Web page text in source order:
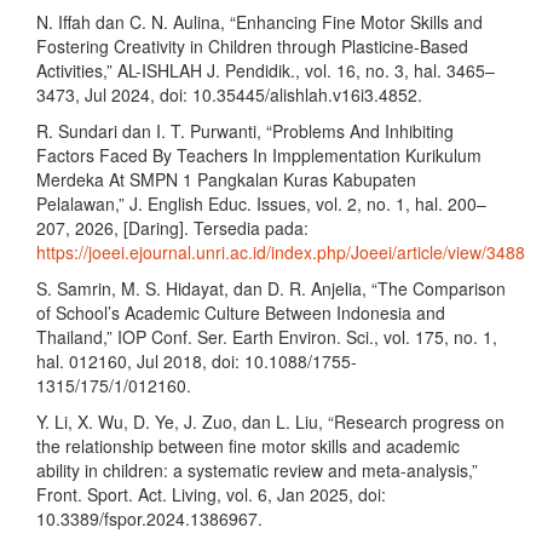
N. Iffah dan C. N. Aulina, “Enhancing Fine Motor Skills and
Fostering Creativity in Children through Plasticine-Based
Activities,” AL-ISHLAH J. Pendidik., vol. 16, no. 3, hal. 3465–
3473, Jul 2024, doi: 10.35445/alishlah.v16i3.4852.
R. Sundari dan I. T. Purwanti, “Problems And Inhibiting
Factors Faced By Teachers In Impplementation Kurikulum
Merdeka At SMPN 1 Pangkalan Kuras Kabupaten
Pelalawan,” J. English Educ. Issues, vol. 2, no. 1, hal. 200–
207, 2026, [Daring]. Tersedia pada:
https://joeei.ejournal.unri.ac.id/index.php/Joeei/article/view/3488
S. Samrin, M. S. Hidayat, dan D. R. Anjelia, “The Comparison
of School’s Academic Culture Between Indonesia and
Thailand,” IOP Conf. Ser. Earth Environ. Sci., vol. 175, no. 1,
hal. 012160, Jul 2018, doi: 10.1088/1755-
1315/175/1/012160.
Y. Li, X. Wu, D. Ye, J. Zuo, dan L. Liu, “Research progress on
the relationship between fine motor skills and academic
ability in children: a systematic review and meta-analysis,”
Front. Sport. Act. Living, vol. 6, Jan 2025, doi:
10.3389/fspor.2024.1386967.